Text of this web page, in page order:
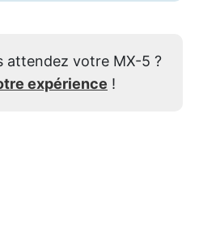
attendez votre MX-5 ?
expérience !